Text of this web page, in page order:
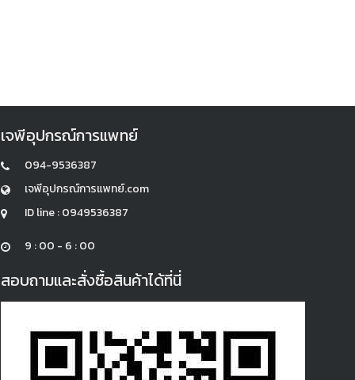
เจพีอุปกรณ์การแพทย์
094-9536387
เจพีอุปกรณ์การแพทย์.com
ID line : 0949536387
9 : 00 - 6 : 00
สอบถามและสั่งซื้อสินค้าได้ที่นี่